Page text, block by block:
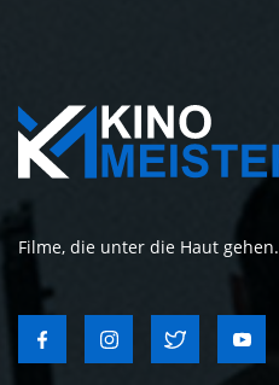
Filme, die unter die Haut gehen.